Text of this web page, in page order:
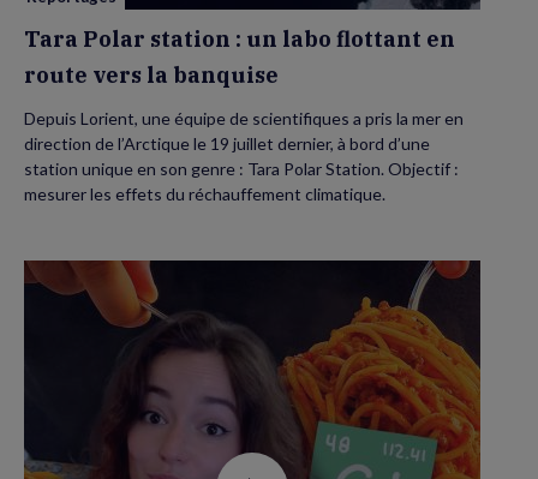
la
Tara Polar station : un labo flottant en
route vers la banquise
Depuis Lorient, une équipe de scientifiques a pris la mer en
direction de l’Arctique le 19 juillet dernier, à bord d’une
station unique en son genre : Tara Polar Station. Objectif :
mesurer les effets du réchauffement climatique.